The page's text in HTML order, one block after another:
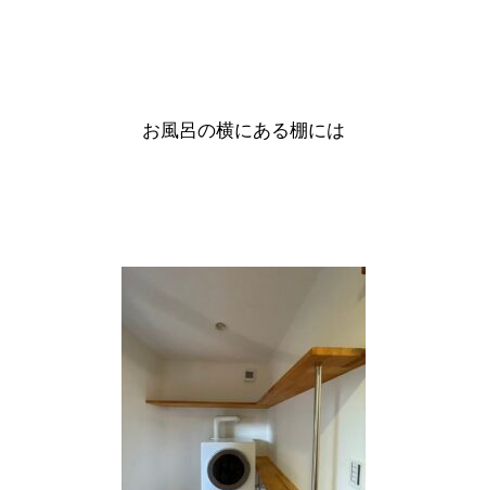
お風呂の横にある棚には